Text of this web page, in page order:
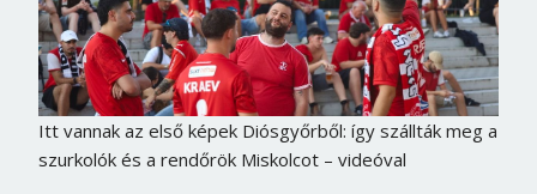
Itt vannak az első képek Diósgyőrből: így szállták meg a
szurkolók és a rendőrök Miskolcot – videóval